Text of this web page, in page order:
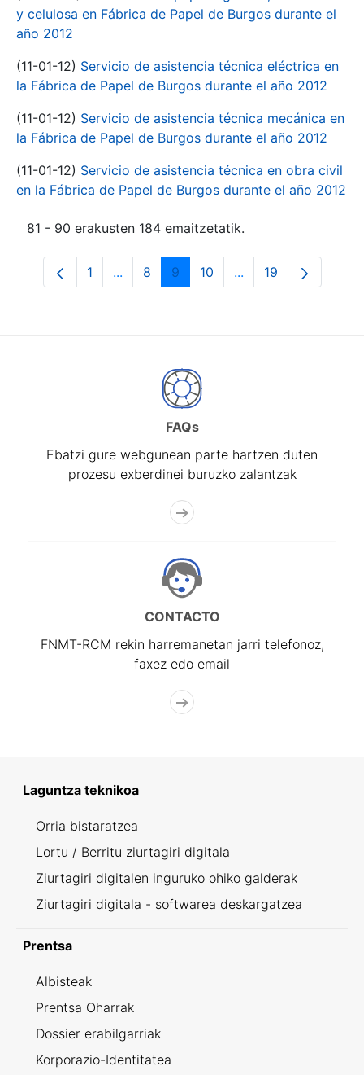
y celulosa en Fábrica de Papel de Burgos durante el
año 2012
(11-01-12) Servicio de asistencia técnica eléctrica en
la Fábrica de Papel de Burgos durante el año 2012
(11-01-12) Servicio de asistencia técnica mecánica en
la Fábrica de Papel de Burgos durante el año 2012
(11-01-12) Servicio de asistencia técnica en obra civil
en la Fábrica de Papel de Burgos durante el año 2012
81 - 90 erakusten 184 emaitzetatik.
Orrialdea
1 ...Intermediate Pages Use TAB to
Orrialdea
8 Orrialdea
9 Orrialdea
10 ...Intermediate Pages
Orrialdea
19
FAQs
Ebatzi gure webgunean parte hartzen duten
prozesu exberdinei buruzko zalantzak
CONTACTO
FNMT-RCM rekin harremanetan jarri telefonoz,
faxez edo email
Laguntza teknikoa
Orria bistaratzea
Lortu / Berritu ziurtagiri digitala
Ziurtagiri digitalen inguruko ohiko galderak
Ziurtagiri digitala - softwarea deskargatzea
Prentsa
Albisteak
Prentsa Oharrak
Dossier erabilgarriak
Korporazio-Identitatea